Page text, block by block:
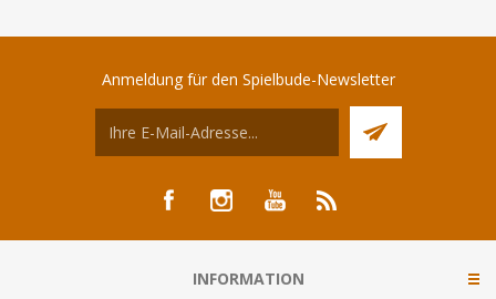
Anmeldung für den Spielbude-Newsletter
INFORMATION